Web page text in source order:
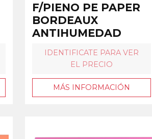
F/PIENO PE PAPER
BORDEAUX
ANTIHUMEDAD
IDENTIFICATE PARA VER
EL PRECIO
MÁS INFORMACIÓN